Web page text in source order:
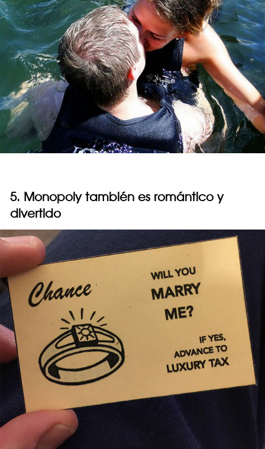
5. Monopoly también es romántico y
divertido